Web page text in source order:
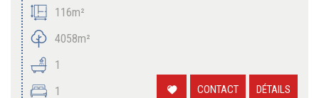
116m²
4058m²
1
1
CONTACT DÉTAILS